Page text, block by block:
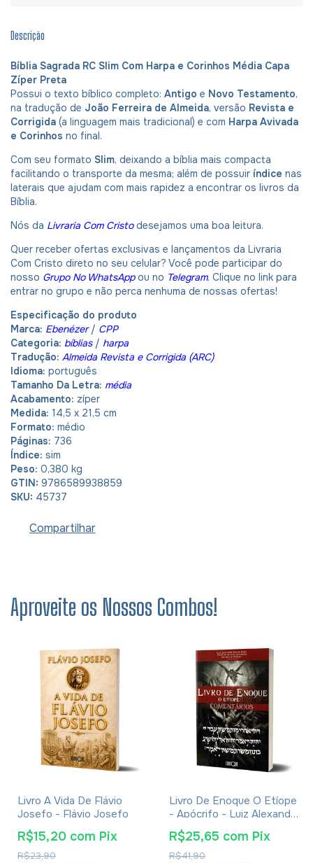
Descrição
Bíblia Sagrada RC Slim Com Harpa e Corinhos Média Capa
Zíper Preta
Possui o texto bíblico completo: Antigo e Novo Testamento,
na tradução de João Ferreira de Almeida, versão Revista e
Corrigida (a linguagem mais tradicional) e com Harpa Avivada
e Corinhos no final.
Com seu formato Slim, deixando a bíblia mais compacta
facilitando o transporte da mesma; além de possuir índice nas
laterais que ajudam com mais rapidez a encontrar os livros da
Bíblia.
Nós da Livraria Com Cristo desejamos uma boa leitura.
Quer receber ofertas exclusivas e lançamentos da Livraria
Com Cristo direto no seu celular? Você pode participar do
nosso Grupo No WhatsAppou no Telegram. Clique no link para
entrar no grupo e não perca nenhuma de nossas ofertas!
Especificação do produto
Marca: Ebenézer / CPP
Categoria: bíblias/ harpa
Tradução: Almeida Revista e Corrigida (ARC)
Idioma: português
Tamanho Da Letra: média
Acabamento: zíper
Medida: 14,5 x 21,5 cm
Formato: médio
Páginas: 736
Índice: sim
Peso: 0,380 kg
GTIN: 9786589938859
SKU: 45737
Compartilhar
Aproveite os Nossos Combos!
Livro A Vida De Flávio
Josefo - Flávio Josefo
R$23,90
R$15,20 com Pix
Livro De Enoque O Etíope
- Apócrifo - Luiz Alexandre
Solano Rossi
R$41,90
R$25,65 com Pix